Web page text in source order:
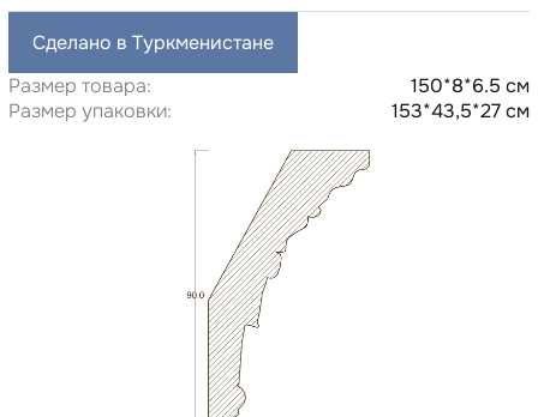
Сделано в Туркменистане
Размер товара:
150*8*6.5 см
Размер упаковки:
153*43,5*27 см